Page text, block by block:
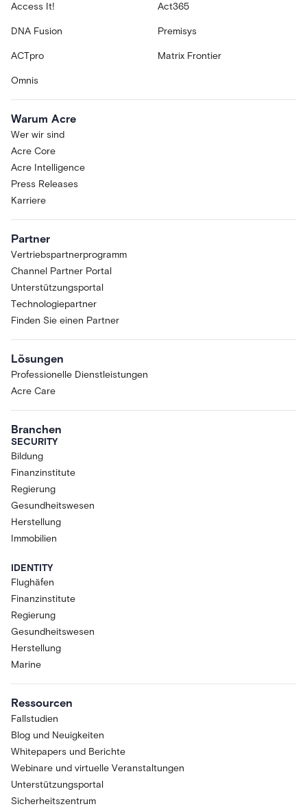
Access It!
Act365
DNA Fusion Premisys
ACTpro Matrix Frontier
Omnis
Warum Acre
Wer wir sind
Acre Core
Acre Intelligence
Press Releases
Karriere
Partner
Vertriebspartnerprogramm
Channel Partner Portal
Unterstützungsportal
Technologiepartner
Finden Sie einen Partner
Lösungen
Professionelle Dienstleistungen
Acre Care
Branchen
SECURITY
Bildung
Finanzinstitute
Regierung
Gesundheitswesen
Herstellung
Immobilien
IDENTITY
Flughäfen
Finanzinstitute
Regierung
Gesundheitswesen
Herstellung
Marine
Ressourcen
Fallstudien
Blog und Neuigkeiten
Whitepapers und Berichte
Webinare und virtuelle Veranstaltungen
Unterstützungsportal
Sicherheitszentrum